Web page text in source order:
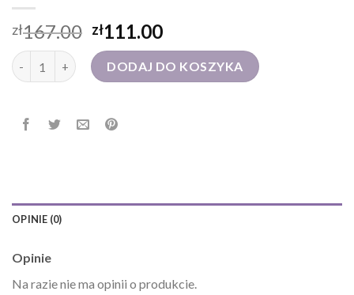
zł167.00 zł111.00
ilość torba plazowaDODAJ DO KOSZYKA
OPINIE (0)
Opinie
Na razie nie ma opinii o produkcie.